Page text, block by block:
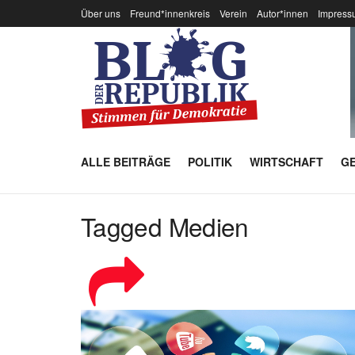
Über uns Freund*innenkreis Verein Autor*innen
ALLE BEITRÄGE POLITIK WIRTSCHAFT
Tagged Medien